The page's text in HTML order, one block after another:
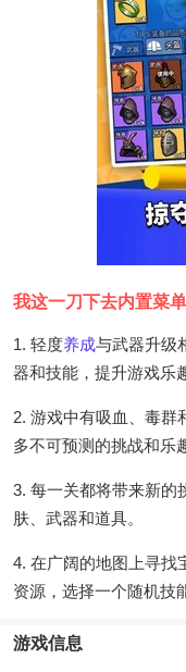
我这一刀下去内置菜
1. 轻度养成与武器升级
器和技能，提升游戏乐
2. 游戏中有吸血、毒群
多不可预测的挑战和乐
3. 每一关都将带来新的
肤、武器和道具。
4. 在广阔的地图上寻找
资源，选择一个随机技
游戏信息